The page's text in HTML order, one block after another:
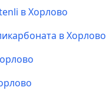
в Хорлово
в Хорлово